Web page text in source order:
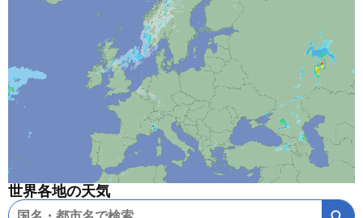
世界各地の天気